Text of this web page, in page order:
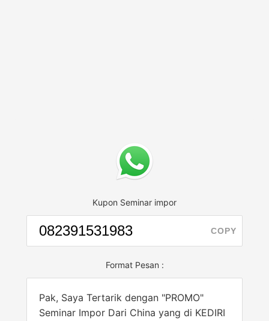
Kupon Seminar impor
COPY
Format Pesan :
Pak, Saya Tertarik dengan "PROMO"
Seminar Impor Dari China yang di KEDIRI